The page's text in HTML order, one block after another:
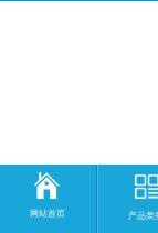
网站首页 产品类